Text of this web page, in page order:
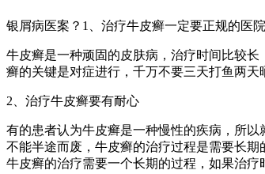
银屑病医案？1、治疗牛皮癣一定要正规的医院
牛皮癣是一种顽固的皮肤病，治疗时间比较
癣的关键是对症进行，千万不要三天打鱼两
2、治疗牛皮癣要有耐心
有的患者认为牛皮癣是一种慢性的疾病，所
不能半途而废，牛皮癣的治疗过程是需要长
牛皮癣的治疗需要一个长期的过程，如果治